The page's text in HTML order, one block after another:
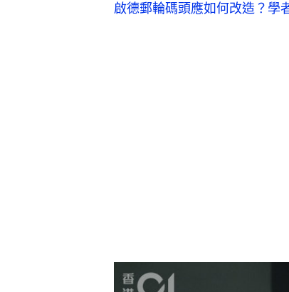
啟德郵輪碼頭應如何改造？